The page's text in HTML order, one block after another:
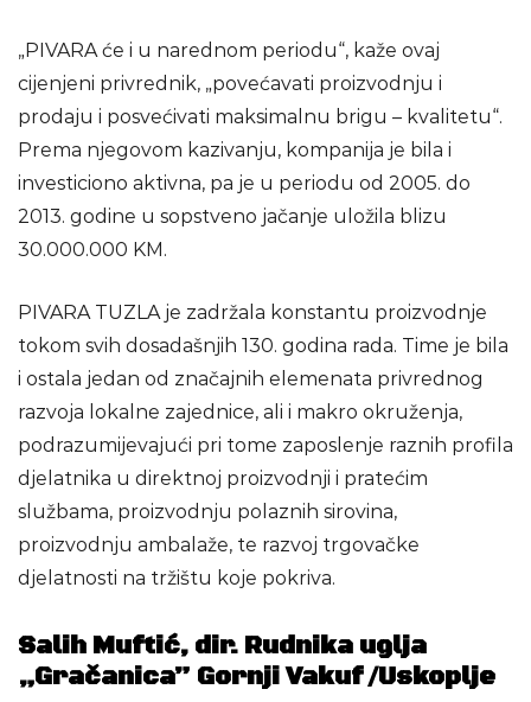
„PIVARA će i u narednom periodu“, kaže ovaj
cijenjeni privrednik, „povećavati proizvodnju i
prodaju i posvećivati maksimalnu brigu – kvalitetu“.
Prema njegovom kazivanju, kompanija je bila i
investiciono aktivna, pa je u periodu od 2005. do
2013. godine u sopstveno jačanje uložila blizu
30.000.000 KM.
PIVARA TUZLA je zadržala konstantu proizvodnje
tokom svih dosadašnjih 130. godina rada. Time je bila
i ostala jedan od značajnih elemenata privrednog
razvoja lokalne zajednice, ali i makro okruženja,
podrazumijevajući pri tome zaposlenje raznih profila
djelatnika u direktnoj proizvodnji i pratećim
službama, proizvodnju polaznih sirovina,
proizvodnju ambalaže, te razvoj trgovačke
djelatnosti na tržištu koje pokriva.
Salih Muftić, dir. Rudnika uglja
„Gračanica” Gornji Vakuf /Uskoplje